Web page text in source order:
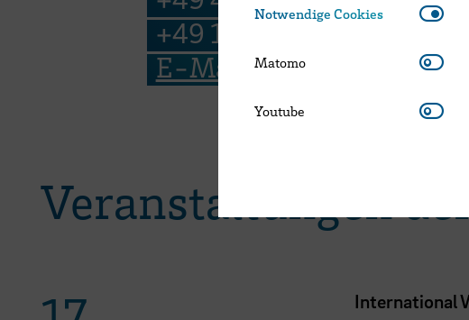
+49 176 1514 0259
E-Mail
Veranstaltungen der
International
Notwendige Cookies
Matomo
Youtube